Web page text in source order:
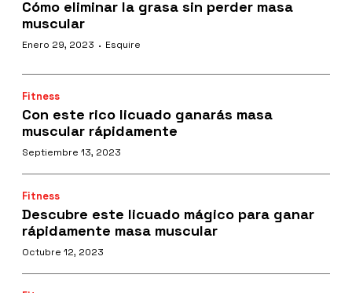
Cómo eliminar la grasa sin perder masa
muscular
Enero 29, 2023 · Esquire
Fitness
Con este rico licuado ganarás masa
muscular rápidamente
Septiembre 13, 2023
Fitness
Descubre este licuado mágico para ganar
rápidamente masa muscular
Octubre 12, 2023